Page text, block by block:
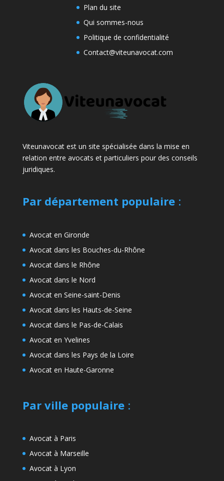
Plan du site
Qui sommes-nous
Politique de confidentialité
Contact@viteunavocat.com
Viteunavocat est un site spécialisée dans la mise en
relation entre avocats et particuliers pour des conseils
juridiques.
Par département populaire:
Avocat en Gironde
Avocat dans les Bouches-du-Rhône
Avocat dans le Rhône
Avocat dans le Nord
Avocat en Seine-saint-Denis
Avocat dans les Hauts-de-Seine
Avocat dans le Pas-de-Calais
Avocat en Yvelines
Avocat dans les Pays de la Loire
Avocat en Haute-Garonne
Par ville populaire:
Avocat à Paris
Avocat à Marseille
Avocat à Lyon